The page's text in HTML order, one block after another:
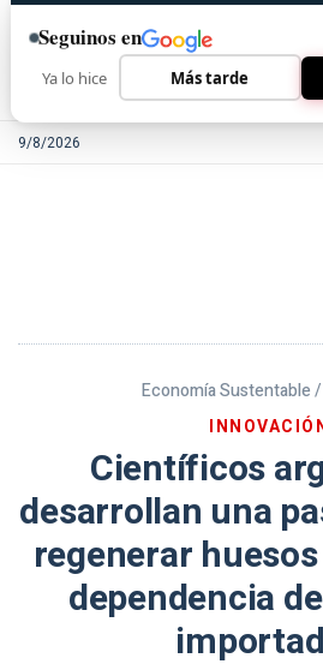
9/8/2026
Economía Sustentable /
Científicos
desarrollan una
regenerar
dependencia
Seguinos en
Ya lo hice Más tarde